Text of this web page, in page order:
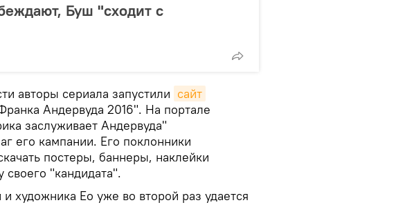
Буш "сходит с
авторы сериала запустили сайт
Андервуда 2016". На портале
заслуживает Андервуда"
его кампании. Его поклонники
постеры, баннеры, наклейки
"кандидата".
художника Ео уже во второй раз удается